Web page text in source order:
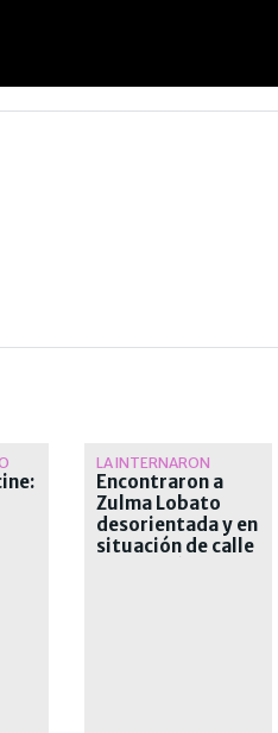
LA INTERNARON
Encontraron a
Zulma Lobato
desorientada y en
situación de calle